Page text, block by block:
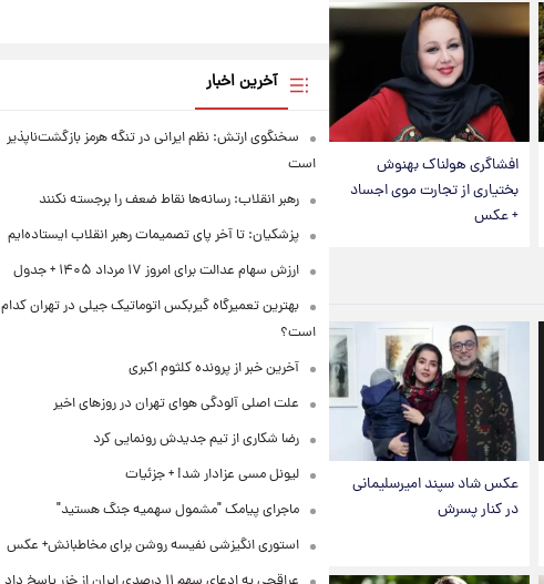
افشاگری هولناک بهنوش
بختیاری از تجارت موی اجساد
+ عکس
عکس شاد سپند امیرسلیمانی
در کنار پسرش
آخرین اخبار
سخنگوی ارتش: نظم ایرانی در تنگه هرمز بازگشت‌ناپذیر
است
رهبر انقلاب: رسانه‌ها نقاط ضعف را برجسته نکنند
پزشکیان: تا آخر پای تصمیمات رهبر انقلاب ایستاده‌ایم
ارزش سهام عدالت برای امروز ۱۷ مرداد ۱۴۰۵ + جدول
بهترین تعمیرگاه گیربکس اتوماتیک جیلی در تهران کدام
است؟
آخرین خبر از پرونده کلثوم اکبری
علت اصلی آلودگی هوای تهران در روزهای اخیر
رضا شکاری از تیم جدیدش رونمایی کرد
لیونل مسی عزادار شد! + جزئیات
ماجرای پیامک "مشمول سهمیه جنگ هستید"
استوری انگیزشی نفیسه روشن برای مخاطبانش+ عکس